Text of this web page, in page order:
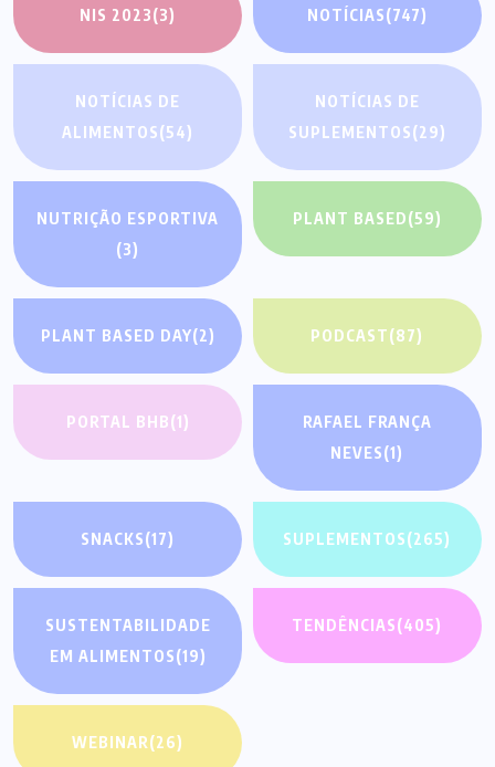
NIS 2023(3) NOTÍCIAS(747)
NOTÍCIAS DE
ALIMENTOS(54)
NOTÍCIAS DE
SUPLEMENTOS(29)
NUTRIÇÃO ESPORTIVA
(3)
PLANT BASED(59)
PLANT BASED DAY(2) PODCAST(87)
PORTAL BHB(1)
RAFAEL FRANÇA
NEVES(1)
SNACKS(17) SUPLEMENTOS(265)
SUSTENTABILIDADE
EM ALIMENTOS(19)
TENDÊNCIAS(405)
WEBINAR(26)